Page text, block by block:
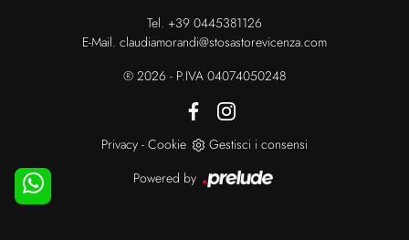
Tel. +39 0445381126
E-Mail. claudiamorandi@stosastorevicenza.com
® 2026 - P.IVA 04074050248
Privacy - Cookie
Gestisci i consensi
Powered by